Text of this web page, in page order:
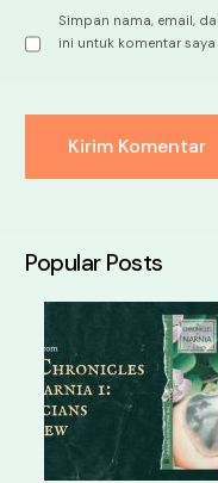
Simpan nama, email,
ini untuk komentar saya
Popular Posts